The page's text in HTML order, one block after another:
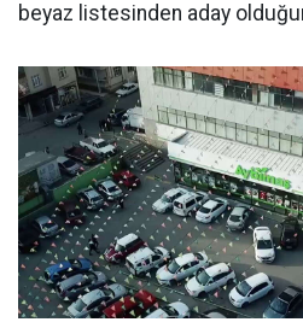
beyaz listesinden aday